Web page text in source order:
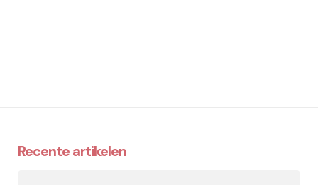
Recente artikelen